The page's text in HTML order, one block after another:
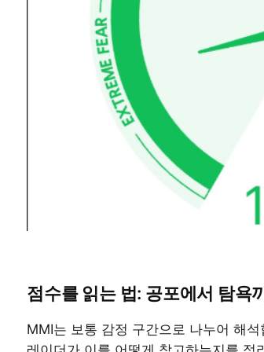
점수를 읽는 법: 공포에서 탐욕
MMI는 보통 감정 구간으로 나누어 해